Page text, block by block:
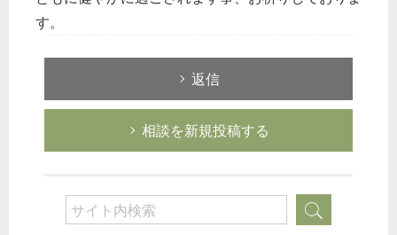
す。
返信
相談を新規投稿する